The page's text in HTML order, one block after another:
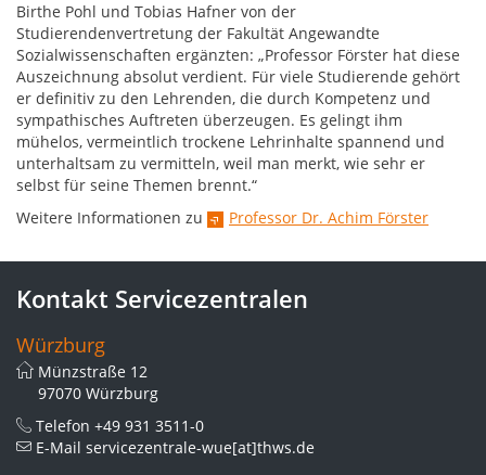
Birthe Pohl und Tobias Hafner von der
Studierendenvertretung der Fakultät Angewandte
Sozialwissenschaften ergänzten: „Professor Förster hat diese
Auszeichnung absolut verdient. Für viele Studierende gehört
er definitiv zu den Lehrenden, die durch Kompetenz und
sympathisches Auftreten überzeugen. Es gelingt ihm
mühelos, vermeintlich trockene Lehrinhalte spannend und
unterhaltsam zu vermitteln, weil man merkt, wie sehr er
selbst für seine Themen brennt.“
Weitere Informationen zu
Professor Dr. Achim Förster
Kontakt Servicezentralen
Würzburg
Münzstraße 12
97070 Würzburg
Telefon +49 931 3511-0
E-Mail servicezentrale-wue[at]thws.de